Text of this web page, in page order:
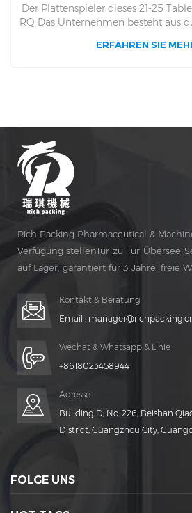
Der Plattenspieler dieses 21-25
RQ Das Unternehmen besteht aus
und Regen. Dieses ist ein gelegenes
ERFAHREN SIE
Rich Packing Pharmaceutical &
Verfügung stellenTür-zu-Tür-Übersee-
auf Lager, garantiert für 3 Jahre! freie
Kontakt & Beratung
Email :
Wechat & Whatsapp & Linie
+8618023458944
Adresse
Building D, No. 226, Beishan
District, Guangzhou City,
FOLGE UNS